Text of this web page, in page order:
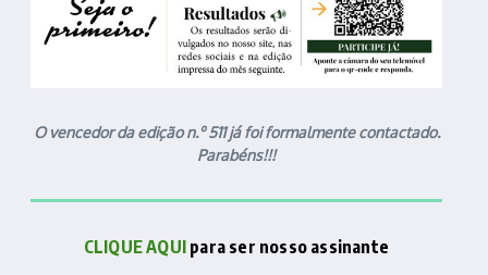
O vencedor da edição n.º 511 já foi formalmente contactado.
Parabéns!!!
CLIQUE AQUI para ser nosso assinante